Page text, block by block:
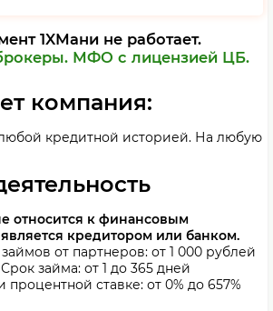
1XМани не работает.
МФО с лицензией ЦБ.
компания:
кредитной историей. На любую
относится к финансовым
кредитором или банком.
от партнеров: от 1 000 рублей
займа: от 1 до 365 дней
процентной ставке: от 0% до 657%